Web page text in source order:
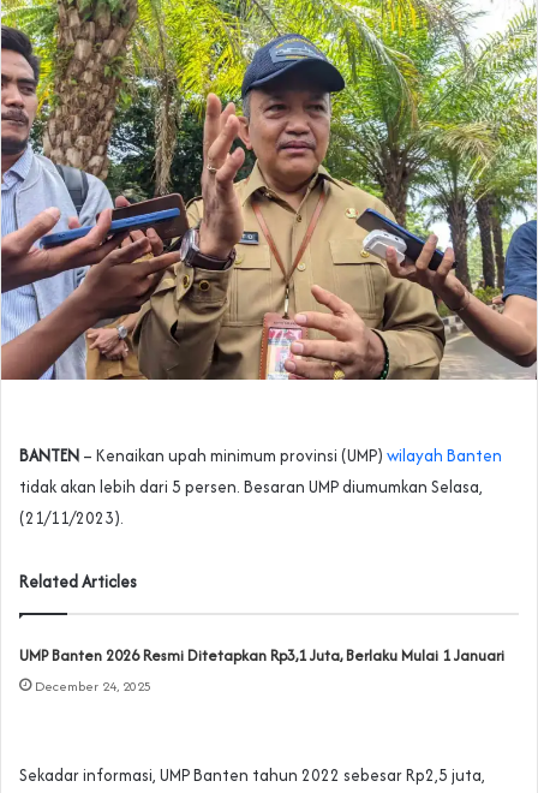
BANTEN – Kenaikan upah minimum provinsi (UMP) wilayah Banten
tidak akan lebih dari 5 persen. Besaran UMP diumumkan Selasa,
(21/11/2023).
Related Articles
UMP Banten 2026 Resmi Ditetapkan Rp3,1 Juta, Berlaku Mulai 1 Januari
December 24, 2025
Sekadar informasi, UMP Banten tahun 2022 sebesar Rp2,5 juta,